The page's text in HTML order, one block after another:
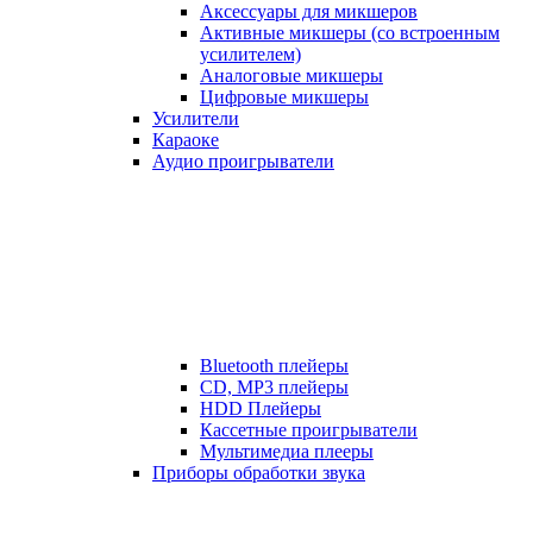
Аксессуары для микшеров
Активные микшеры (со встроенным
усилителем)
Аналоговые микшеры
Цифровые микшеры
Усилители
Караоке
Аудио проигрыватели
Bluetooth плейеры
CD, MP3 плейеры
HDD Плейеры
Кассетные проигрыватели
Мультимедиа плееры
Приборы обработки звука